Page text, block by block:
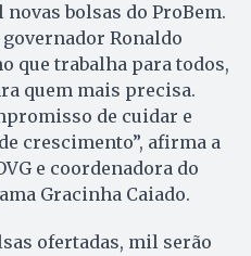
bolsas do ProBem.
Ronaldo
que trabalha para todos,
quem mais precisa.
de cuidar e
crescimento”, afirma a
e coordenadora do
Gracinha Caiado.
ofertadas, mil serão